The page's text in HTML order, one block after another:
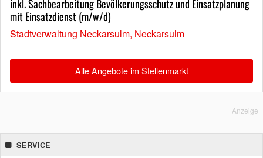
inkl. Sachbearbeitung Bevölkerungsschutz und Einsatzplanung
mit Einsatzdienst (m/w/d)
Stadtverwaltung Neckarsulm, Neckarsulm
Alle Angebote im Stellenmarkt
Anzeige
SERVICE